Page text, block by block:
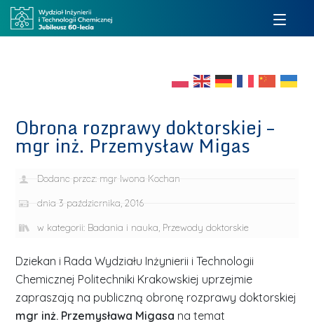
Obrona rozprawy doktorskiej –
mgr inż. Przemysław Migas
Dodane przez: mgr Iwona Kochan
dnia 3 października, 2016
w kategorii: Badania i nauka, Przewody doktorskie
Dziekan i Rada Wydziału Inżynierii i Technologii
Chemicznej Politechniki Krakowskiej uprzejmie
zapraszają na publiczną obronę rozprawy doktorskiej
mgr inż. Przemysława Migasa na temat